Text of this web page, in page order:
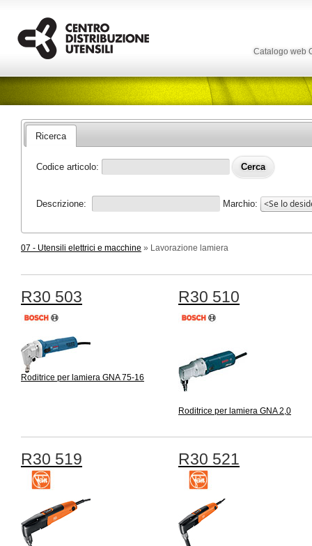
Catalogo web
Ricerca
Codice articolo:
Descrizione: Marchio:
07 - Utensili elettrici e macchine » Lavorazione lamiera
R30 503
Roditrice per lamiera GNA 75-16
R30 510
Roditrice per lamiera GNA 2,0
R30 519 R30 521